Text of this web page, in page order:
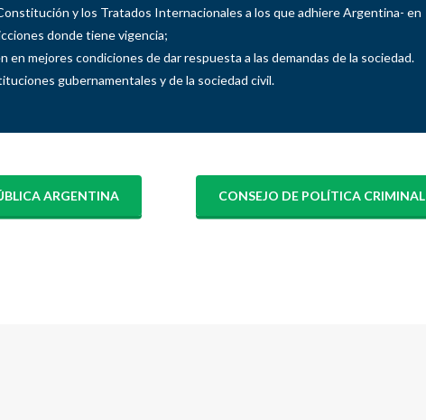
y los Tratados Internacionales a los que adhiere Argentina- en
donde tiene vigencia;
mejores condiciones de dar respuesta a las demandas de la sociedad.
gubernamentales y de la sociedad civil.
ARGENTINA CONSEJO DE POLÍTICA CRIMINAL